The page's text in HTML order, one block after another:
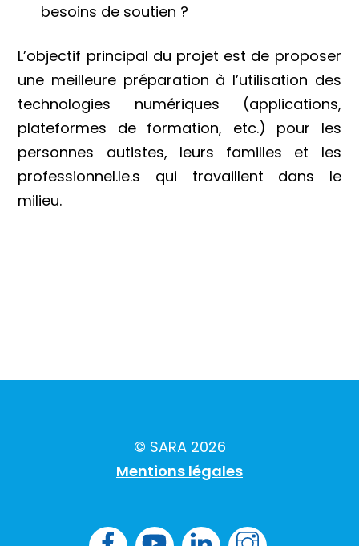
besoins de soutien ?
L’objectif principal du projet est de proposer
une meilleure préparation à l’utilisation des
technologies numériques (applications,
plateformes de formation, etc.) pour les
personnes autistes, leurs familles et les
professionnel.le.s qui travaillent dans le
milieu.
© SARA 2026
Mentions légales
FacebookYouTube
LK Instagram